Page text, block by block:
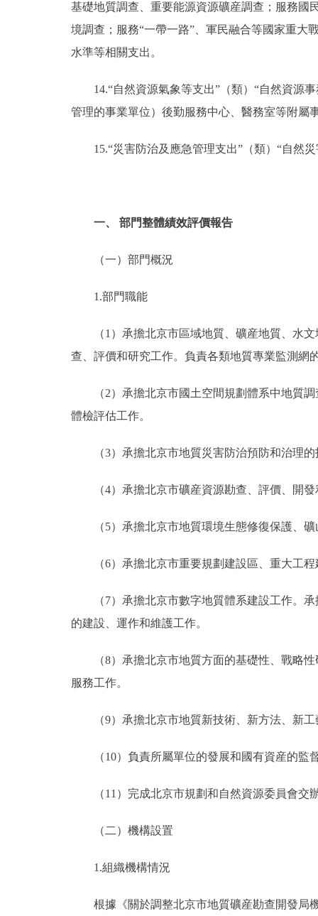
基礎地質調查、重要能源資源礦産調查；服務國
境調查；服務“一帶一路”、軍民融合等國家重大
水準等相關支出。
14.“自然資源氣象等支出”（類）“自然資源
管理的事業單位）後勤服務中心、醫務室等附屬
15.“災害防治及應急管理支出”（類）“自然
一、 部門整體績效評價報告
（一）部門概況
1.部門職能
（1）承擔北京市區域地質、礦産地質、水
查、評價和研究工作。負責各類地質專業監測網
（2）承擔北京市國土空間規劃體系中地質
體檢評估工作。
（3）承擔北京市地質災害防治預防和治理
（4）承擔北京市礦産資源勘查、評價、開
（5）承擔北京市地質環境生態修復保護、
（6）承擔北京市重要規劃建設區、重大工
（7）承擔北京市數字地質體系建設工作。
的建設、運作和維護工作。
（8）承擔北京市地質方面的基礎性、戰略
服務工作。
（9）承擔北京市地質新技術、新方法、新
（10）負責所屬單位的發展和國有資産的
（11）完成北京市規劃和自然資源委員會交
（二）機構設置
1.組織機構情況
根據《關於調整北京市地質礦産勘查開發局